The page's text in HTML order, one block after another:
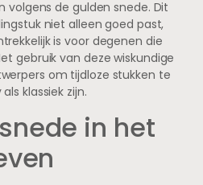
volgens de gulden snede. Dit
niet alleen goed past,
is voor degenen die
gebruik van deze wiskundige
om tijdloze stukken te
klassiek zijn.
in het